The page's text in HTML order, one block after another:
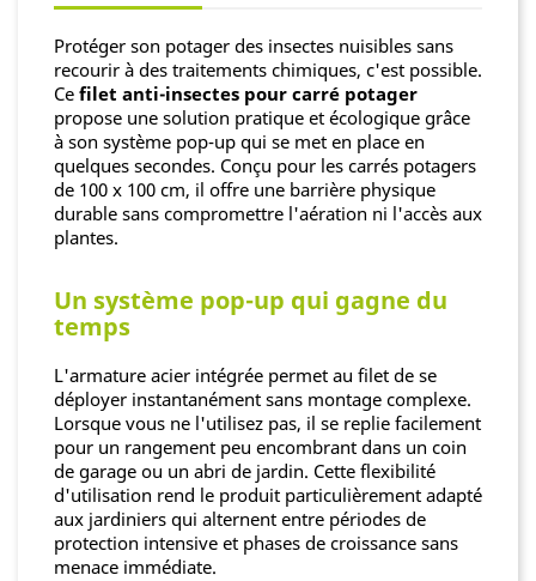
Protéger son potager des insectes nuisibles sans
recourir à des traitements chimiques, c'est possible.
Ce filet anti-insectes pour carré potager
propose une solution pratique et écologique grâce
à son système pop-up qui se met en place en
quelques secondes. Conçu pour les carrés potagers
de 100 x 100 cm, il offre une barrière physique
durable sans compromettre l'aération ni l'accès aux
plantes.
Un système pop-up qui gagne du
temps
L'armature acier intégrée permet au filet de se
déployer instantanément sans montage complexe.
Lorsque vous ne l'utilisez pas, il se replie facilement
pour un rangement peu encombrant dans un coin
de garage ou un abri de jardin. Cette flexibilité
d'utilisation rend le produit particulièrement adapté
aux jardiniers qui alternent entre périodes de
protection intensive et phases de croissance sans
menace immédiate.